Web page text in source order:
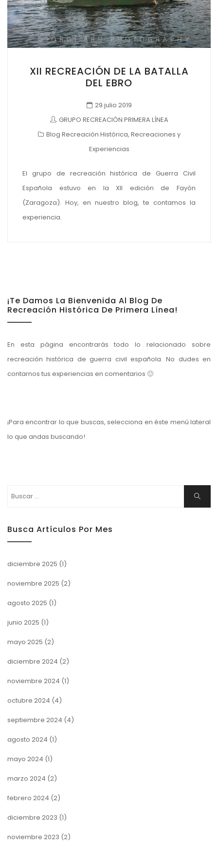
XII RECREACIÓN DE LA BATALLA
DEL EBRO
29 julio 2019
GRUPO RECREACIÓN PRIMERA LÍNEA
Blog Recreación Histórica, Recreaciones y
Experiencias
El grupo de recreación histórica de Guerra Civil
Española estuvo en la XII edición de Fayón
(Zaragoza). Hoy, en nuestro blog, te contamos la
experiencia.
¡Te Damos La Bienvenida Al Blog De
Recreación Histórica De Primera Línea!
En esta página encontrarás todo lo relacionado sobre
recreación histórica de guerra civil española. No dudes en
contarnos tus experiencias en comentarios 🙂
¡Para encontrar lo que buscas, selecciona en éste menú lateral
lo que andas buscando!
Buscar: Buscar
Busca Artículos Por Mes
diciembre 2025 (1)
noviembre 2025 (2)
agosto 2025 (1)
junio 2025 (1)
mayo 2025 (2)
diciembre 2024 (2)
noviembre 2024 (1)
octubre 2024 (4)
septiembre 2024 (4)
agosto 2024 (1)
mayo 2024 (1)
marzo 2024 (2)
febrero 2024 (2)
diciembre 2023 (1)
noviembre 2023 (2)